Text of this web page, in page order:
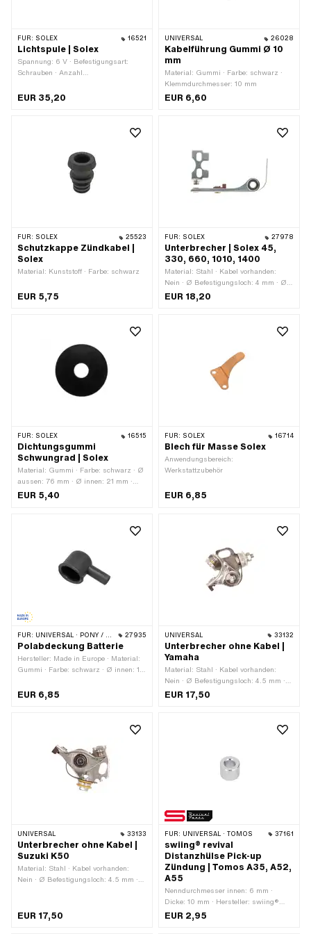
FÜR: SOLEX 16521
Lichtspule | Solex
Spannung: 6 V · Befestigungsart:
Schrauben · Anzahl
Anwendungsbereich: Original ·
EUR 35,20
UNIVERSAL 26028
Kabelführung Gummi Ø 10
mm
Material: Gummi · Farbe: schwarz ·
Klemmdurchmesser: 10 mm
EUR 6,60
FÜR: SOLEX 25523
Schutzkappe Zündkabel |
Solex
Material: Kunststoff · Farbe: schwarz
EUR 5,75
FÜR: SOLEX 27978
Unterbrecher | Solex 45,
330, 660, 1010, 1400
Material: Stahl · Kabel vorhanden:
Nein · Ø Befestigungsloch: 4 mm · Ø
Achse: 4 mm · Anzahl
EUR 18,20
FÜR: SOLEX 16515
Dichtungsgummi
Schwungrad | Solex
Material: Gummi · Farbe: schwarz · Ø
aussen: 76 mm · Ø innen: 21 mm ·
Anzahl Bestandteile: 1 Stk.
EUR 5,40
FÜR: SOLEX 16714
Blech für Masse Solex
Anwendungsbereich:
Werkstattzubehör
EUR 6,85
FÜR: UNIVERSAL · PONY / CILO (BETA 521 & 512) · TOMOS 27935
Polabdeckung Batterie
Hersteller: Made in Europe · Material:
Gummi · Farbe: schwarz · Ø innen: 16
mm · Tomos OEM-Nr.: 230886
EUR 6,85
UNIVERSAL 33132
Unterbrecher ohne Kabel |
Yamaha
Material: Stahl · Kabel vorhanden:
Nein · Ø Befestigungsloch: 4.5 mm ·
Ø Achse: 4 mm · Anzahl
Befestigungspunkte: 1 Stk. ·
EUR 17,50
UNIVERSAL 33133
Unterbrecher ohne Kabel |
Suzuki K50
Material: Stahl · Kabel vorhanden:
Nein · Ø Befestigungsloch: 4.5 mm ·
Anwendungsbereich: Standard
EUR 17,50
FÜR: UNIVERSAL · TOMOS 37161
swiing® revival
Distanzhülse Pick-up
Zündung | Tomos A35, A52,
A55
Nenndurchmesser innen: 6 mm ·
Dicke: 10 mm · Hersteller: swiing®
revival parts · Material: Stahl · Ø
aussen: 12 mm · Nenndurchmesser
EUR 2,95